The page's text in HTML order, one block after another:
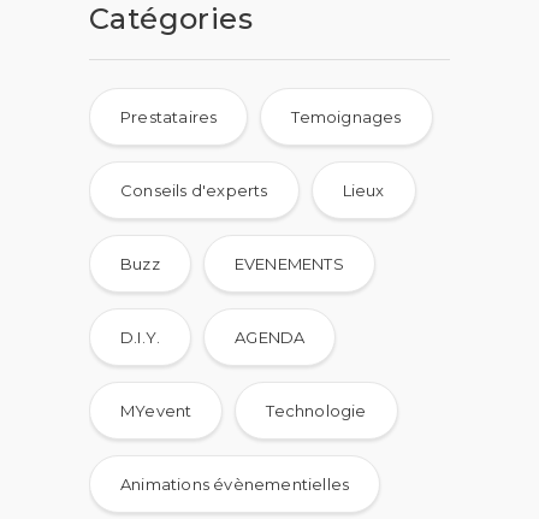
Catégories
Prestataires Temoignages
Conseils d'experts Lieux
Buzz EVENEMENTS
D.I.Y. AGENDA
MYevent Technologie
Animations évènementielles